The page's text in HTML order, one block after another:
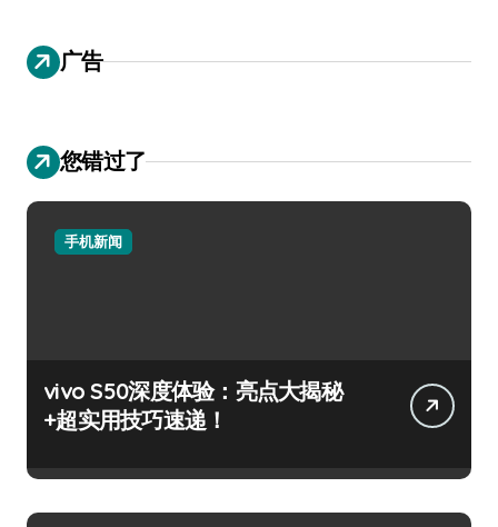
广告
您错过了
手机新闻
vivo S50深度体验：亮点大揭秘
+超实用技巧速递！